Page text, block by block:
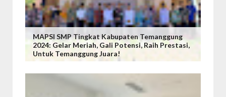
MAPSI SMP Tingkat Kabupaten Temanggung
2024: Gelar Meriah, Gali Potensi, Raih Prestasi,
Untuk Temanggung Juara!